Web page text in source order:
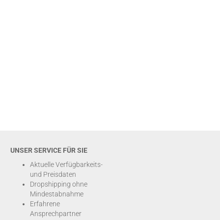
UNSER SERVICE FÜR SIE
Aktuelle Verfügbarkeits-
und Preisdaten
Dropshipping ohne
Mindestabnahme
Erfahrene
Ansprechpartner